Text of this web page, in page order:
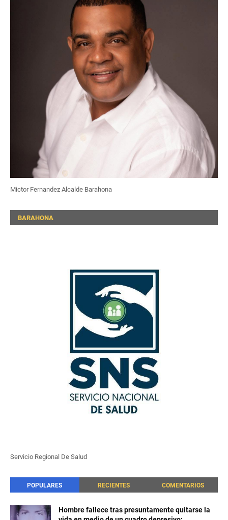
Mictor Fernandez Alcalde Barahona
BARAHONA
Servicio Regional De Salud
POPULARES RECIENTES COMENTARIOS
Hombre fallece tras presuntamente quitarse la